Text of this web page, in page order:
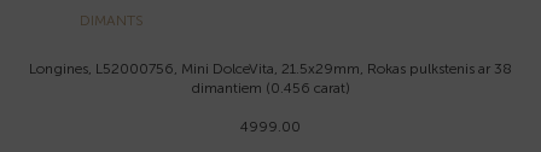
DIMANTS
Longines, L52000756, Mini DolceVita, 21.5x29mm, Rokas pulkstenis ar 38
dimantiem (0.456 carat)
4999.00